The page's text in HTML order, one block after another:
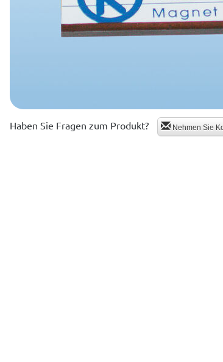
Haben Sie Fragen zum Produkt? Nehmen Sie